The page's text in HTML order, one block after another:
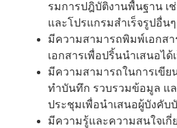
รมการปฎิบัติงานพื้นฐาน เช่
และโปรแกรมสำเร็จรูปอื่นๆ
มีความสามารถพิมพ์เอกส
เอกสารเพื่อปริ้นนำเสนอได้
มีความสามารถในการเขีย
ทำบันทึก รวบรวมข้อมูล แ
ประชุมเพื่อนำเสนอผู้บังคับ
มีความรู้และความสนใจเ